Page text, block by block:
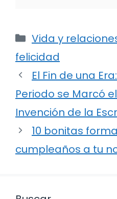
Categorías
Vida y
felicidad
El Fin de una
Periodo se Marcó
Invención de la
10 bonitas
cumpleaños a tu